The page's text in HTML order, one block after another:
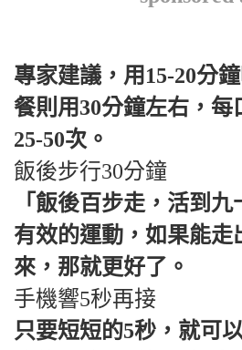
專家建議，用15-20分
餐則用30分鐘左右，每
25-50次。
飯後步行30分鐘
「飯後百步走，活到
有效的運動，如果能走
來，那就更好了。
手機響5秒再接
只要短短的5秒，就可